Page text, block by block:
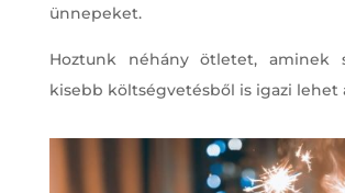
ünnepeket.
Hoztunk néhány ötletet, aminek
kisebb költségvetésből is igazi lehet